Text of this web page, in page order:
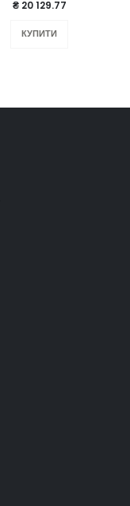
₴ 20 129.77
КУПИТИ